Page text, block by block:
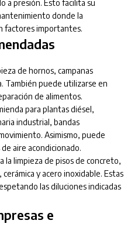
a presión. Esto facilita su
donde la
factores importantes.
de hornos, campanas
También puede utilizarse en
de alimentos.
para plantas diésel,
industrial, bandas
Asimismo, puede
aire acondicionado.
la limpieza de pisos de concreto,
y acero inoxidable. Estas
las diluciones indicadas
e